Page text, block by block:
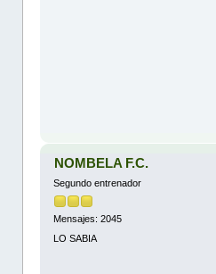
NOMBELA F.C.
Segundo entrenador
Mensajes: 2045
LO SABIA